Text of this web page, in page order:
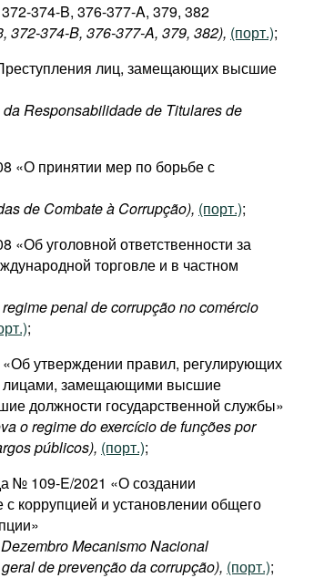
374-B, 376-377-A, 379, 382
372-374-B, 376-377-A, 379, 382), (порт.);
лиц, замещающих высшие
Responsabilidade de Titulares de
«О принятии мер по борьбе с
de Combate à Corrupção), (порт.);
«Об уголовной ответственности за
торговле и в частном
penal de corrupção no comércio
;
утверждении правил, регулирующих
лицами, замещающими высшие
должности государственной службы»
o regime do exercício de funções por
públicos), (порт.);
№ 109-E/2021 «О создании
коррупцией и установлении общего
Mecanismo Nacional
de prevenção da corrupção), (порт.);